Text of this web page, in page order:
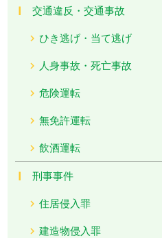
交通違反・交通事故
ひき逃げ・当て逃げ
人身事故・死亡事故
危険運転
無免許運転
飲酒運転
刑事事件
住居侵入罪
建造物侵入罪